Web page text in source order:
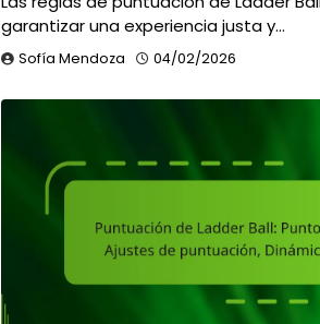
garantizar una experiencia justa y…
Sofía Mendoza 04/02/2026